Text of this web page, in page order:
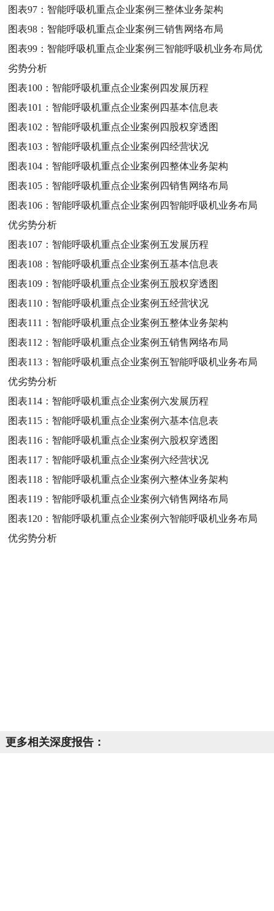
图表97： 智能呼吸机重点企业案例三整体业务架构
图表98： 智能呼吸机重点企业案例三销售网络布局
图表99： 智能呼吸机重点企业案例三智能呼吸机业务布局优
劣势分析
图表100： 智能呼吸机重点企业案例四发展历程
图表101： 智能呼吸机重点企业案例四基本信息表
图表102： 智能呼吸机重点企业案例四股权穿透图
图表103： 智能呼吸机重点企业案例四经营状况
图表104： 智能呼吸机重点企业案例四整体业务架构
图表105： 智能呼吸机重点企业案例四销售网络布局
图表106： 智能呼吸机重点企业案例四智能呼吸机业务布局
优劣势分析
图表107： 智能呼吸机重点企业案例五发展历程
图表108： 智能呼吸机重点企业案例五基本信息表
图表109： 智能呼吸机重点企业案例五股权穿透图
图表110： 智能呼吸机重点企业案例五经营状况
图表111： 智能呼吸机重点企业案例五整体业务架构
图表112： 智能呼吸机重点企业案例五销售网络布局
图表113： 智能呼吸机重点企业案例五智能呼吸机业务布局
优劣势分析
图表114： 智能呼吸机重点企业案例六发展历程
图表115： 智能呼吸机重点企业案例六基本信息表
图表116： 智能呼吸机重点企业案例六股权穿透图
图表117： 智能呼吸机重点企业案例六经营状况
图表118： 智能呼吸机重点企业案例六整体业务架构
图表119： 智能呼吸机重点企业案例六销售网络布局
图表120： 智能呼吸机重点企业案例六智能呼吸机业务布局
优劣势分析
更多相关深度报告：